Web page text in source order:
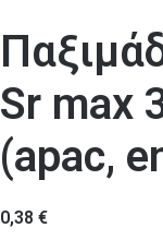
Sr max
(apac,
0,38 €